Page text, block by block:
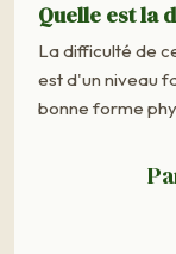
Quelle est la
La difficulté de
est d'un niveau
bonne forme